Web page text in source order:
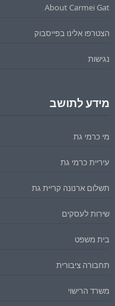
About Carmei Gat
הצטרפו אלינו בפייסבוק
נגישות
מידע לתושב
מי כרמי גת
עיריית כרמי גת
תשלום ארנונה קריית גת
שירות לעסקים
בית משפט
תחבורה ציבורית
משרד הרישוי